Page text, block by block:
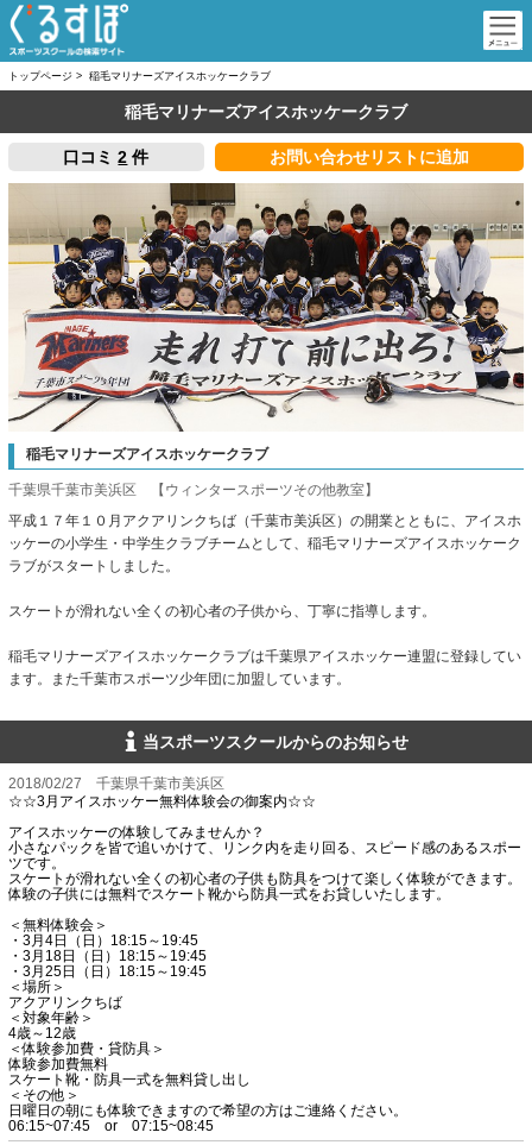
トップページ > 稲毛マリナーズアイスホッケークラブ
稲毛マリナーズアイスホッケークラブ
口コミ2 件 お問い合わせリストに追加
稲毛マリナーズアイスホッケークラブ
千葉県千葉市美浜区 【ウィンタースポーツその他教室】
平成１７年１０月アクアリンクちば（千葉市美浜区）の開業とともに、アイスホ
ッケーの小学生・中学生クラブチームとして、稲毛マリナーズアイスホッケーク
ラブがスタートしました。
スケートが滑れない全くの初心者の子供から、丁寧に指導します。
稲毛マリナーズアイスホッケークラブは千葉県アイスホッケー連盟に登録してい
ます。また千葉市スポーツ少年団に加盟しています。
当スポーツスクールからのお知らせ
2018/02/27 千葉県千葉市美浜区
☆☆3月アイスホッケー無料体験会の御案内☆☆
アイスホッケーの体験してみませんか？
小さなパックを皆で追いかけて、リンク内を走り回る、スピード感のあるスポー
ツです。
スケートが滑れない全くの初心者の子供も防具をつけて楽しく体験ができます。
体験の子供には無料でスケート靴から防具一式をお貸しいたします。
＜無料体験会＞
・3月4日（日）18:15～19:45
・3月18日（日）18:15～19:45
・3月25日（日）18:15～19:45
＜場所＞
アクアリンクちば
＜対象年齢＞
4歳～12歳
＜体験参加費・貸防具＞
体験参加費無料
スケート靴・防具一式を無料貸し出し
＜その他＞
日曜日の朝にも体験できますので希望の方はご連絡ください。
06:15~07:45 or 07:15~08:45